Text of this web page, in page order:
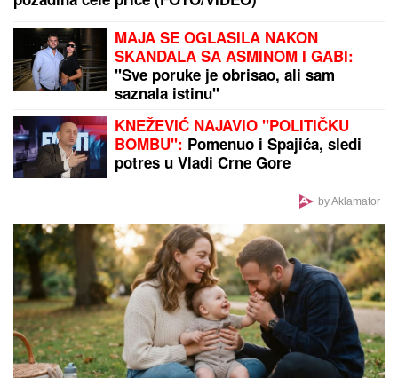
SNIMA SE DOK NAMEŠTA KUPAĆI, MUŠKARCIMA
NIJE DOBRO! Prezgodna Srpkinja (41) podigla donji
deo bikinija, od oblina se muti um: "Uspostavila
kontakt sa telom" (FOTO)
"Samo mi fali da mi ta kuća izgori"
Mala Cana SAHRANILA MUŽA, a
sada STRAHUJE po svoju
bezbednost: "JOŠ TO DA ME
SNAĐE"
Dea Đurđević 10 dana nakon
porođaja objavila šok poruku! Svi se
pitaju kome je posvetila ove teške
reči